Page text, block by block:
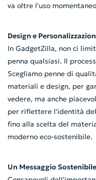
va oltre l'uso
Design e
In GadgetZilla, non ci
penna qualsiasi. Il
Scegliamo penne di
materiali e design, per
vedere, ma anche
per riflettere l'identità
fino alla scelta del
moderno eco-sostenibile.
Un Messaggio Sostenibile